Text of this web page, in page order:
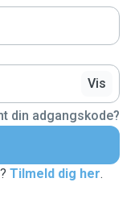
Vis
din adgangskode?
Tilmeld dig her.